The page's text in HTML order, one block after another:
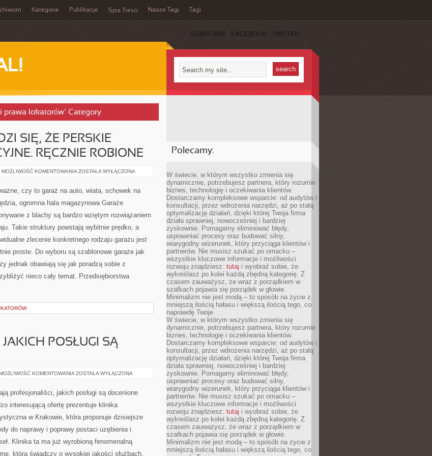
Kategorie Publikacje Spis Treści Nasze Tagi Tagi
SUBSCRIBE FACEBOOK TWITTER
lokatorów’ Category
SIĘ, ŻE PERSKIE
RĘCZNIE ROBIONE
MOŻLIWOŚĆ KOMENTOWANIA OD
TWIERDZI
SIĘ,
PERSKIE
SĄ
RĘCZNIE
ROBIONE
ZOSTAŁA WYŁĄCZONA
czy to garaż na auto, wiata, schowek na
ogromna hala magazynowa Garaże
z blachy są bardzo wziętym rozwiązaniem
Takie struktury powstają wybitnie prędko, a
zlecenie konkretnego rodzaju garażu jest
proste. Do wyboru są szablonowe garaże jak
jednak obawiają się jak poradzą sobie z
nieco cały temat. Przedsiębiorstwa
JAKICH POSŁUGI SĄ
KOMENTOWANIA BYWAJĄ
POSŁUGI
SĄ
ZOSTAŁA WYŁĄCZONA
profesjonaliści, jakich posługi są docenione
interesującą ofertę prezentuje klinika
w Krakowie, która proponuje dzisiejsze
do naprawy i poprawy postaci uzębienia i
Klinika ta ma już wyrobioną fenomenalną
która świadczy o wysokiej jakości służbach,
Polecamy:
W świecie, w którym wszystko zmienia się
dynamicznie, potrzebujesz partnera, który rozumie
biznes, technologię i oczekiwania klientów.
Dostarczamy kompleksowe wsparcie: od audytów i
konsultacji, przez wdrożenia narzędzi, aż po stałą
optymalizację działań, dzięki której Twoja firma
działa sprawniej, nowocześniej i bardziej
zyskownie. Pomagamy eliminować błędy,
usprawniać procesy oraz budować silny,
wiarygodny wizerunek, który przyciąga klientów i
partnerów. Nie musisz szukać po omacku –
wszystkie kluczowe informacje i możliwości
rozwoju znajdziesz: tutaj i wyobraź sobie, że
wykreślasz po kolei każdą zbędną kategorię. Z
czasem zauważysz, że wraz z porządkiem w
szafkach pojawia się porządek w głowie.
Minimalizm nie jest modą – to sposób na życie z
mniejszą ilością hałasu i większą ilością tego, co
naprawdę Twoje.
W świecie, w którym wszystko zmienia się
dynamicznie, potrzebujesz partnera, który rozumie
biznes, technologię i oczekiwania klientów.
Dostarczamy kompleksowe wsparcie: od audytów i
konsultacji, przez wdrożenia narzędzi, aż po stałą
optymalizację działań, dzięki której Twoja firma
działa sprawniej, nowocześniej i bardziej
zyskownie. Pomagamy eliminować błędy,
usprawniać procesy oraz budować silny,
wiarygodny wizerunek, który przyciąga klientów i
partnerów. Nie musisz szukać po omacku –
wszystkie kluczowe informacje i możliwości
rozwoju znajdziesz: tutaj i wyobraź sobie, że
wykreślasz po kolei każdą zbędną kategorię. Z
czasem zauważysz, że wraz z porządkiem w
szafkach pojawia się porządek w głowie.
Minimalizm nie jest modą – to sposób na życie z
mniejszą ilością hałasu i większą ilością tego, co